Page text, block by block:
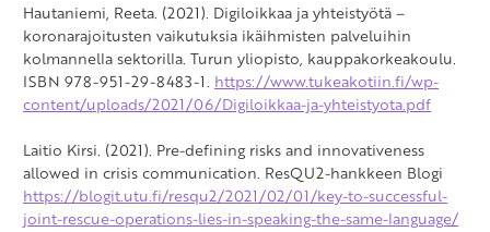
Hautaniemi, Reeta. (2021). Digiloikkaa ja yhteistyötä –
koronarajoitusten vaikutuksia ikäihmisten palveluihin
kolmannella sektorilla. Turun yliopisto, kauppakorkeakoulu.
ISBN 978-951-29-8483-1. https://www.tukeakotiin.fi/wp-
content/uploads/2021/06/Digiloikkaa-ja-yhteistyota.pdf
Laitio Kirsi. (2021). Pre-defining risks and innovativeness
allowed in crisis communication. ResQU2-hankkeen Blogi
https://blogit.utu.fi/resqu2/2021/02/01/key-to-successful-
joint-rescue-operations-lies-in-speaking-the-same-language/